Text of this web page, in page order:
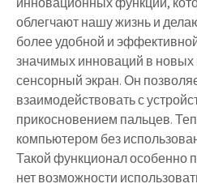
облегчают нашу жизнь и
более удобной и
значимых инноваций в новых
сенсорный экран. Он
взаимодействовать с
прикосновением пальцев.
компьютером без
Такой функционал особенно
нет возможности